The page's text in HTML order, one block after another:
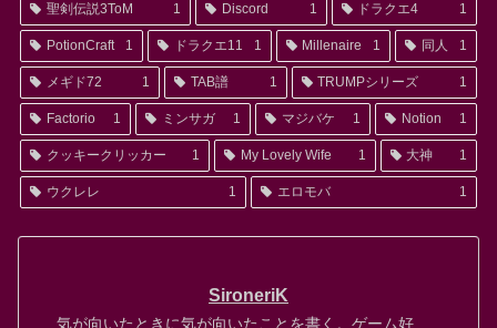
聖剣伝説3ToM 1 Discord 1 ドラクエ4 1
PotionCraft 1 ドラクエ11 1 Millenaire 1 同人 1
メギド72 1 TAB譜 1 TRUMPシリーズ 1
Factorio 1 ミンサガ 1 マジバケ 1 Notion 1
クッキークリッカー 1 My Lovely Wife 1 大神 1
ウクレレ 1 エロモバ 1
SironeriK
気が向いたときに気が向いたことを書く。ゲーム好